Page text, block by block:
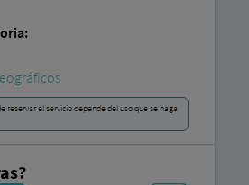
reservar el servicio depende del uso que se haga